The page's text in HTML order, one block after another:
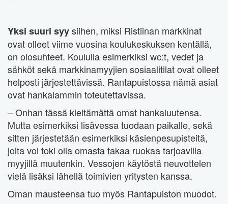
Yksi suuri syysiihen, miksi Ristiinan markkinat
ovat olleet viime vuosina koulukeskuksen kentällä,
on olosuhteet. Koululla esimerkiksi wc:t, vedet ja
sähköt sekä markkinamyyjien sosiaalitilat ovat olleet
helposti järjestettävissä. Rantapuistossa nämä asiat
ovat hankalammin toteutettavissa.
– Onhan tässä kieltämättä omat hankaluutensa.
Mutta esimerkiksi lisävessa tuodaan paikalle, sekä
sitten järjestetään esimerkiksi käsienpesupisteitä,
joita voi toki olla omasta takaa ruokaa tarjoavilla
myyjillä muutenkin. Vessojen käytöstä neuvottelen
vielä lisäksi lähellä toimivien yritysten kanssa.
Oman mausteensa tuo myös Rantapuiston muodot.